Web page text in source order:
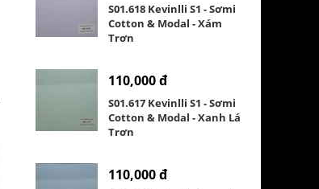
S01.618 Kevinlli S1 - Sơmi
Cotton & Modal - Xám
Trơn
110,000 đ
S01.617 Kevinlli S1 - Sơmi
Cotton & Modal - Xanh Lá
Trơn
110,000 đ